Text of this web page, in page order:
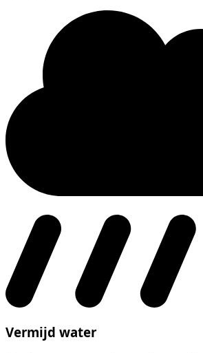
Vermijd water